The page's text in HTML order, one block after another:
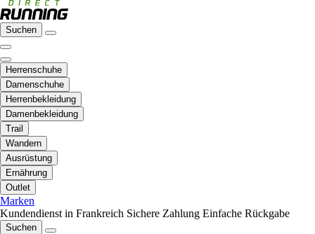
Suchen
Herrenschuhe
Damenschuhe
Herrenbekleidung
Damenbekleidung
Trail
Wandern
Ausrüstung
Ernährung
Outlet
Marken
Kundendienst in Frankreich Sichere Zahlung Einfache Rückgabe
Suchen